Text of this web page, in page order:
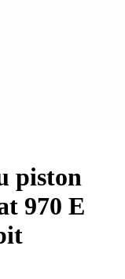
piston
970 E